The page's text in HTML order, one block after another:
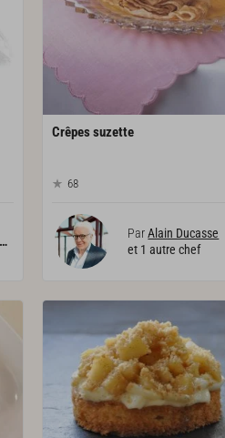
Crêpessuzette
68
ParAlain Ducasse
et 1 autre chef